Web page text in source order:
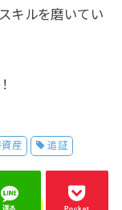
キルを磨いてい
資産 追証
送る Pocket